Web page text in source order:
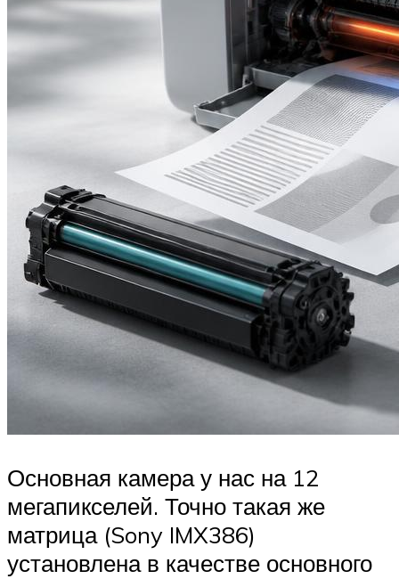
Основная камера у нас на 12
мегапикселей. Точно такая же
матрица (Sony IMX386)
установлена в качестве основного